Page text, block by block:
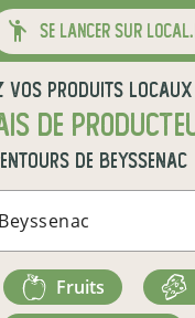
se lancer sur
vos produits locaux
de
de Beyssenac
fruits